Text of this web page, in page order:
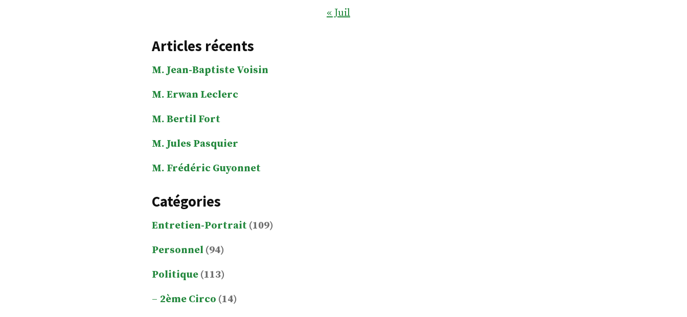
« Juil
Articles récents
M. Jean-Baptiste Voisin
M. Erwan Leclerc
M. Bertil Fort
M. Jules Pasquier
M. Frédéric Guyonnet
Catégories
Entretien-Portrait (109)
Personnel (94)
Politique (113)
2ème Circo (14)